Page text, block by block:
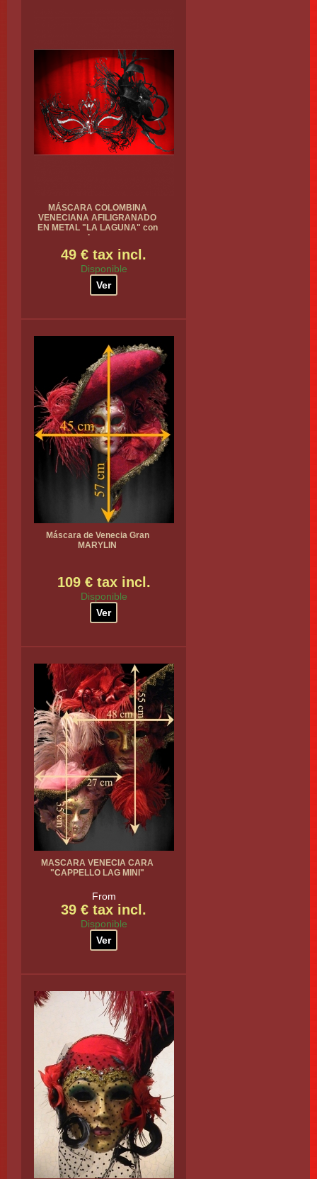
MÁSCARA COLOMBINA
VENECIANA AFILIGRANADO
EN METAL "LA LAGUNA" con
plumas
49 € tax incl.
Disponible
Ver
Máscara de Venecia Gran
MARYLIN
109 € tax incl.
Disponible
Ver
MASCARA VENECIA CARA
"CAPPELLO LAG MINI"
From
39 € tax incl.
Disponible
Ver